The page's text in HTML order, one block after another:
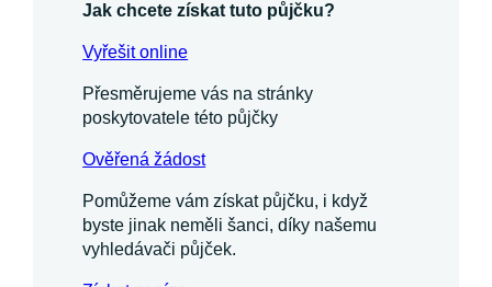
Jak chcete získat tuto půjčku?
Vyřešit online
Přesměrujeme vás na stránky
poskytovatele této půjčky
Ověřená žádost
Pomůžeme vám získat půjčku, i když
byste jinak neměli šanci, díky našemu
vyhledávači půjček.